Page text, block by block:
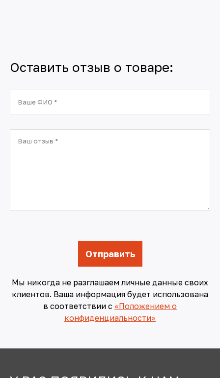
Оставить отзыв о товаре:
Мы никогда не разглашаем личные данные своих
клиентов. Ваша информация будет использована
в соответствии с «Положением о
конфиденциальности»